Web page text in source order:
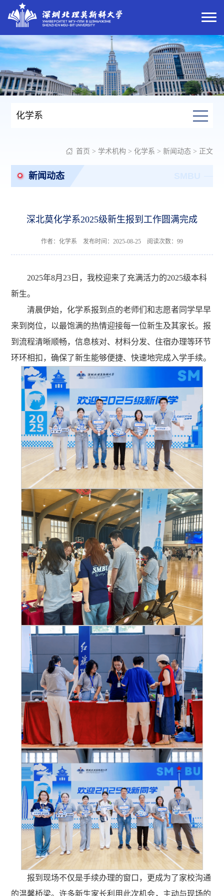
化学系
首页 > 学术机构 > 化学系 > 新闻动态> 正文
新闻动态
深北莫化学系2025级新生报到工作圆满完成
作者：化学系 发布时间：2025-08-25 阅读次数： 99
2025年8月23日，我校迎来了充满活力的2025级本科
新生。
清晨伊始，化学系报到点的老师们和志愿者同学早早
来到岗位，以最饱满的热情迎接每一位新生及其家长。报
到流程清晰顺畅，信息核对、材料分发、住宿办理等环节
环环相扣，确保了新生能够便捷、快速地完成入学手续。
报到现场不仅是手续办理的窗口，更成为了家校沟通
的温馨桥梁。许多新生家长利用此次机会，主动与现场的